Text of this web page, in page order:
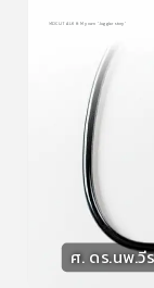
MDCU TALK 8: My own “Juggler story”
ศ. ดร.นพ.วี
1 บทเรียน
MDCU TALK 8: My